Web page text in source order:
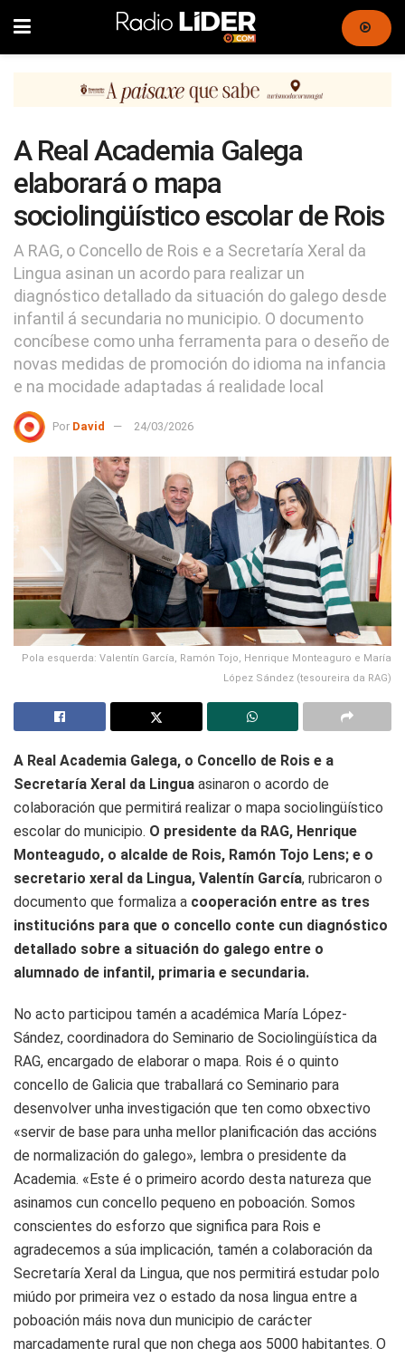
A Real Academia Galega
elaborará o mapa
sociolingüístico escolar de Rois
A RAG, o Concello de Rois e a Secretaría Xeral da
Lingua asinan un acordo para realizar un
diagnóstico detallado da situación do galego desde
infantil á secundaria no municipio. O documento
concíbese como unha ferramenta para o deseño de
novas medidas de promoción do idioma na infancia
e na mocidade adaptadas á realidade local
Por David 24/03/2026
Pola esquerda: Valentín García, Ramón Tojo, Henrique Monteaguro e María
López Sández (tesoureira da RAG)
A Real Academia Galega, o Concello de Rois e a
Secretaría Xeral da Lingua asinaron o acordo de
colaboración que permitirá realizar o mapa sociolingüístico
escolar do municipio. O presidente da RAG, Henrique
Monteagudo, o alcalde de Rois, Ramón Tojo Lens; e o
secretario xeral da Lingua, Valentín García, rubricaron o
documento que formaliza a cooperación entre as tres
institucións para que o concello conte cun diagnóstico
detallado sobre a situación do galego entre o
alumnado de infantil, primaria e secundaria.
No acto participou tamén a académica María López-
Sández, coordinadora do Seminario de Sociolingüística da
RAG, encargado de elaborar o mapa. Rois é o quinto
concello de Galicia que traballará co Seminario para
desenvolver unha investigación que ten como obxectivo
«servir de base para unha mellor planificación das accións
de normalización do galego», lembra o presidente da
Academia. «Este é o primeiro acordo desta natureza que
asinamos cun concello pequeno en poboación. Somos
conscientes do esforzo que significa para Rois e
agradecemos a súa implicación, tamén a colaboración da
Secretaría Xeral da Lingua, que nos permitirá estudar polo
miúdo por primeira vez o estado da nosa lingua entre a
poboación máis nova dun municipio de carácter
marcadamente rural que non chega aos 5000 habitantes. O